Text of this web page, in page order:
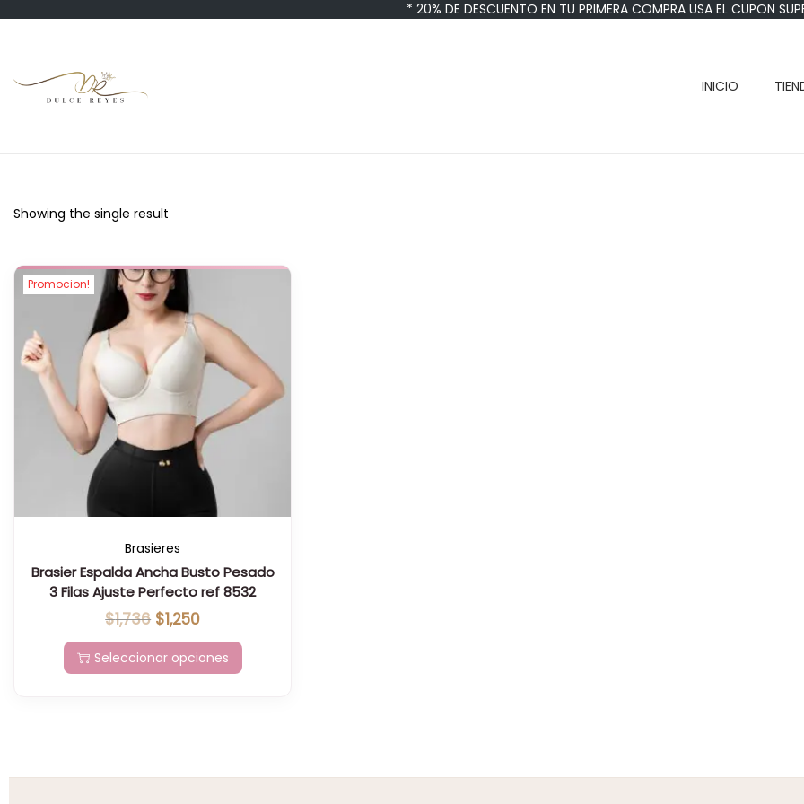
* 20% DE DESCUENTO EN TU PRIMERA COMPRA USA EL CUPON
INICIO
Showing the single result
Promocion!
Brasieres
Brasier Espalda Ancha Busto Pesado
3 Filas Ajuste Perfecto ref 8532
$1,736 $1,250
Seleccionar opciones